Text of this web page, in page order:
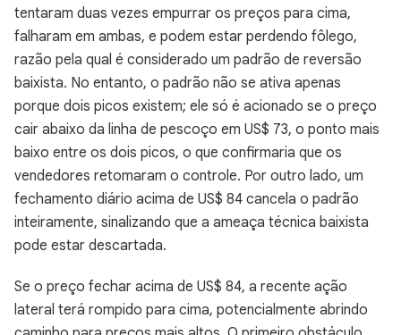
tentaram duas vezes empurrar os preços para cima,
falharam em ambas, e podem estar perdendo fôlego,
razão pela qual é considerado um padrão de reversão
baixista. No entanto, o padrão não se ativa apenas
porque dois picos existem; ele só é acionado se o preço
cair abaixo da linha de pescoço em US$ 73, o ponto mais
baixo entre os dois picos, o que confirmaria que os
vendedores retomaram o controle. Por outro lado, um
fechamento diário acima de US$ 84 cancela o padrão
inteiramente, sinalizando que a ameaça técnica baixista
pode estar descartada.
Se o preço fechar acima de US$ 84, a recente ação
lateral terá rompido para cima, potencialmente abrindo